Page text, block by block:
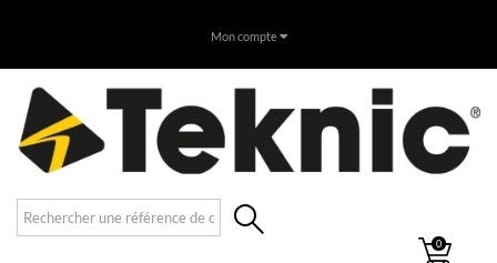
Mon compte
0